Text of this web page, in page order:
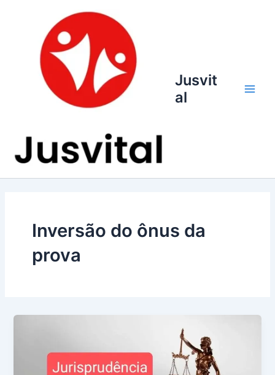
Jusvit
al
Inversão do ônus da
prova